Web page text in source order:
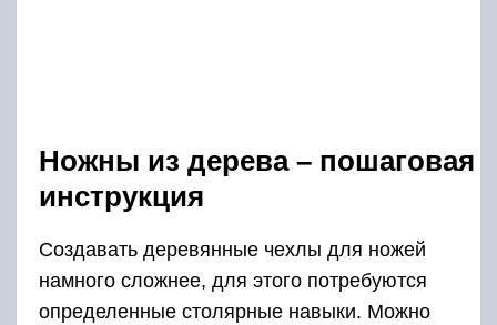
Ножны из дерева – пошаговая
инструкция
Создавать деревянные чехлы для ножей
намного сложнее, для этого потребуются
определенные столярные навыки. Можно